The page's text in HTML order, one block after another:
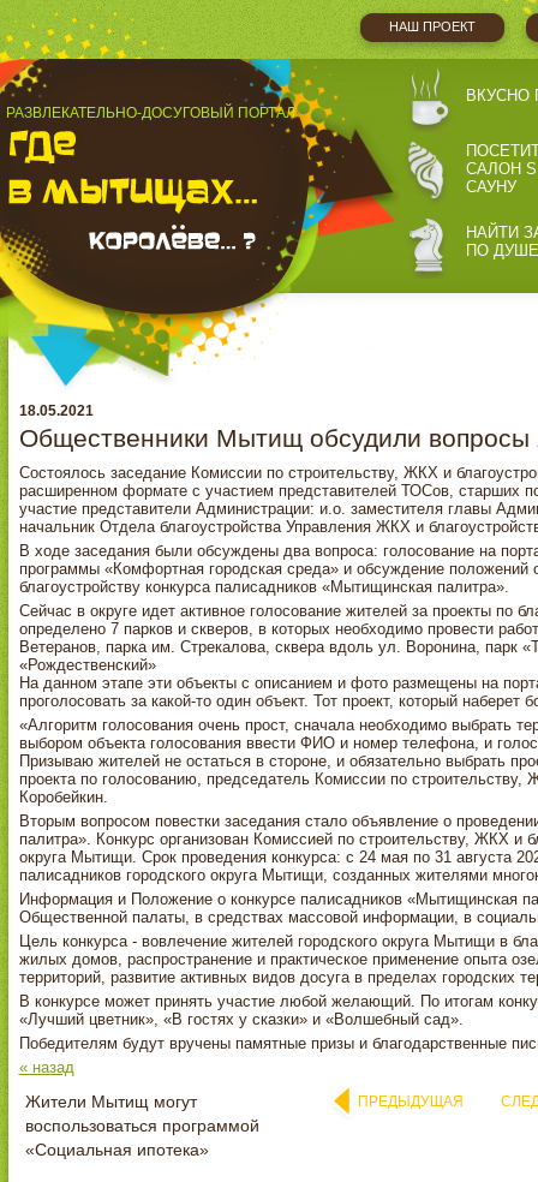
НАШ ПРОЕКТ
РАЗВЛЕКАТЕЛЬНО-ДОСУГОВЫЙ ПОРТАЛ
ВКУСНО
САЛОН
САУНУ
НАЙТИ
ПО ДУШЕ
18.05.2021
Общественники Мытищ обсудили
Состоялось заседание Комиссии по строительству, ЖКХ и
расширенном формате с участием представителей ТОСов, старших
участие представители Администрации: и.о. заместителя главы
начальник Отдела благоустройства Управления ЖКХ и
В ходе заседания были обсуждены два вопроса: голосование на
программы «Комфортная городская среда» и обсуждение
благоустройству конкурса палисадников «Мытищинская палитра».
Сейчас в округе идет активное голосование жителей за проекты по
определено 7 парков и скверов, в которых необходимо провести
Ветеранов, парка им. Стрекалова, сквера вдоль ул. Воронина, парк
«Рождественский»
На данном этапе эти объекты с описанием и фото размещены на
проголосовать за какой-то один объект. Тот проект, который
«Алгоритм голосования очень прост, сначала необходимо выбрать
выбором объекта голосования ввести ФИО и номер телефона, и
Призываю жителей не остаться в стороне, и обязательно выбрать
проекта по голосованию, председатель Комиссии по
Коробейкин.
Вторым вопросом повестки заседания стало объявление о
палитра». Конкурс организован Комиссией по строительству, ЖКХ и
округа Мытищи. Срок проведения конкурса: с 24 мая по 31 августа
палисадников городского округа Мытищи, созданных жителями
Информация и Положение о конкурсе палисадников «Мытищинская
Общественной палаты, в средствах массовой информации, в
Цель конкурса - вовлечение жителей городского округа Мытищи в
жилых домов, распространение и практическое применение опыта
территорий, развитие активных видов досуга в пределах городских
В конкурсе может принять участие любой желающий. По итогам
«Лучший цветник», «В гостях у сказки» и «Волшебный сад».
Победителям будут вручены памятные призы и благодарственные
« назад
Жители Мытищ могут
воспользоваться программой
«Социальная ипотека»
ПРЕДЫДУЩАЯ